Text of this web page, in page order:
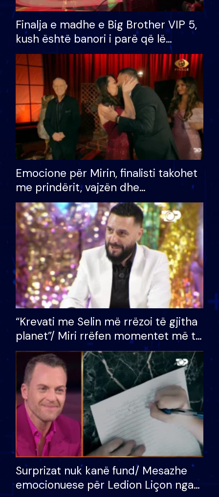
Finalja e madhe e Big Brother VIP 5,
kush është banori i parë që lë
shtëpinë dhe humb mundësinë për
të fituar çmimin e madh
Emocione për Mirin, finalisti takohet
me prindërit, vajzën dhe
bashkëshorten: S’kemi ndonjë letër
divorci apo jo?
“Krevati me Selin më rrëzoi të gjitha
planet”/ Miri rrëfen momentet më të
bukura në shtëpinë e BB VIP: Do më
mungojë zilja e mëngjesit kur…
Surprizat nuk kanë fund/ Mesazhe
emocionuese për Ledion Liçon nga